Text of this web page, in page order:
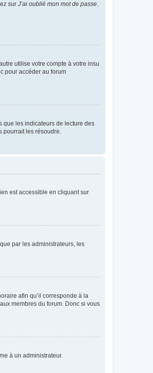
sur J’ai oublié mon mot de passe.
utilise votre compte à votre insu
pour accéder au forum
que les indicateurs de lecture des
pourrait les résoudre.
est accessible en cliquant sur
par les administrateurs, les
afin qu’il corresponde à la
membres du forum. Donc si vous
à un administrateur.